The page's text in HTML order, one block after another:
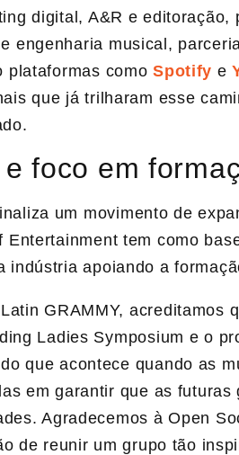
digital, A&R e editoração,
engenharia musical,
plataformas comoSpotify e
que já trilharam esse
foco em
um movimento de
tem como
indústria apoiando a
GRAMMY, acreditamos
Ladies Symposium e o
que acontece quando as
em garantir que as futuras
Agradecemos à Open
de reunir um grupo tão